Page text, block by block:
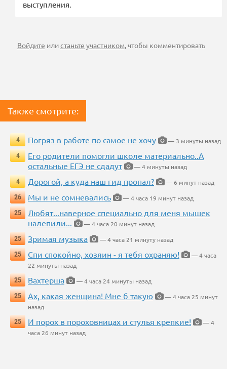
выступления.
Войдите илистаньте участником, чтобы комментировать
Также смотрите:
4 Погряз в работе по самое не хочу
— 3 минуты назад
4
Его родители помогли школе материально..А
остальные ЕГЭ не сдадут
— 4 минуты назад
4
Дорогой, а куда наш гид пропал?
— 6 минут назад
26
Мы и не сомневались
— 4 часа 19 минут назад
25
Любят...наверное специально для меня мышек
налепили...
— 4 часа 20 минут назад
25
Зримая музыка
— 4 часа 21 минуту назад
25
Спи спокойно, хозяин - я тебя охраняю!
— 4 часа
22 минуты назад
25
Вахтерша
— 4 часа 24 минуты назад
25
Ах, какая женщина! Мне б такую
— 4 часа 25 минут
назад
25
И порох в пороховницах и стулья крепкие!
— 4
часа 26 минут назад